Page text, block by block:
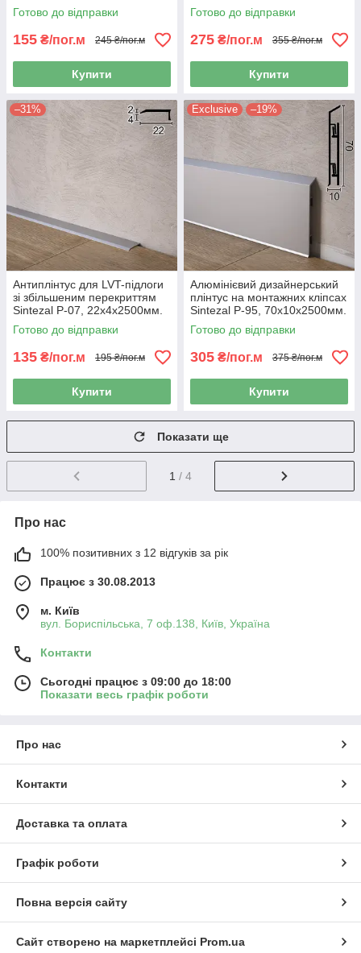
Готово до відправки
155 ₴/пог.м 245 ₴/пог.м
Купити
Готово до відправки
275 ₴/пог.м 355 ₴/пог.м
Купити
–31%
Антиплінтус для LVT-підлоги
зі збільшеним перекриттям
Sintezal P-07, 22х4х2500мм.
Анодований
Готово до відправки
135 ₴/пог.м 195 ₴/пог.м
Купити
Exclusive –19%
Алюмінієвий дизайнерський
плінтус на монтажних кліпсах
Sintezal P-95, 70х10х2500мм.
Анодований
Готово до відправки
305 ₴/пог.м 375 ₴/пог.м
Купити
Показати ще
1 / 4
Про нас
100% позитивних з 12 відгуків за рік
Працює з 30.08.2013
м. Київ
вул. Бориспільська, 7 оф.138, Київ, Україна
Контакти
Сьогодні працює з 09:00 до 18:00
Показати весь графік роботи
Про нас
Контакти
Доставка та оплата
Графік роботи
Повна версія сайту
Сайт створено на маркетплейсі Prom.ua